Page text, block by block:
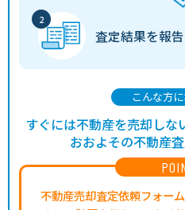
査定結果を報
不動産売却査定依頼フォー
こんな方
すぐには不動産を売却しな
おおよその不動産